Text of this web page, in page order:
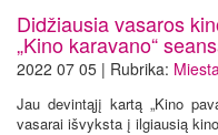
Didžiausia vasaros
„Kino karavano“
2022 07 05 | Rubrika:
Jau devintąjį kartą „Kino
vasarai išvyksta į ilgiausią